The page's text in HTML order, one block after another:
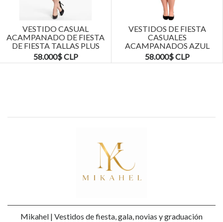
VESTIDO CASUAL
ACAMPANADO DE FIESTA
DE FIESTA TALLAS PLUS
KADRIHEL
58.000$ CLP
VESTIDOS DE FIESTA
CASUALES
ACAMPANADOS AZUL
MARINO TALLAS PLUS
KADRIHEL
58.000$ CLP
Mikahel | Vestidos de fiesta, gala, novias y graduación